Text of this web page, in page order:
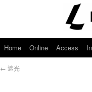
Home Online Access
← 遮光